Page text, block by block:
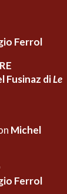
Ferrol
Fusinaz diLe
Michel
Ferrol